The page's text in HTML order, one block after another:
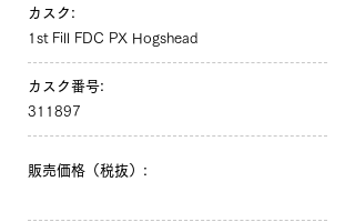
カスク:
1st Fill FDC PX Hogshead
カスク番号:
311897
販売価格（税抜）: